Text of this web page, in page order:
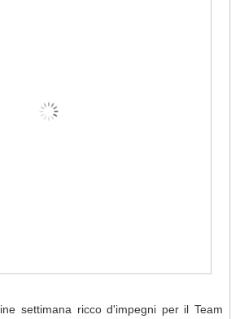
settimana ricco d'impegni per il Team